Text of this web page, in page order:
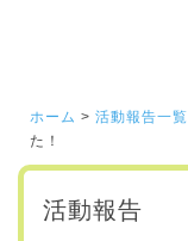
ホーム > 活動報告一覧
た！
活動報告